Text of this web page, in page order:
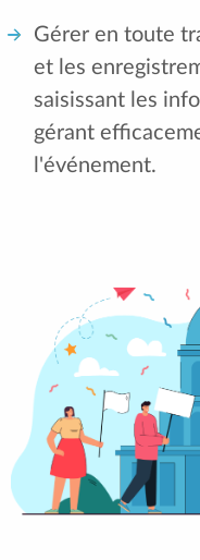
Gérer en toute
et les
saisissant les
gérant
l'événement.